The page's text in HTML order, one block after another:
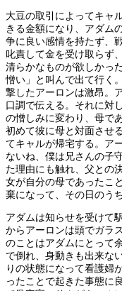
大豆の取引によってキャ
きる金額になり、アダム
争に良い感情を持たず、
叱責して金を受け取らず
清らかなものが欲しかっ
憎い」と叫んで出て行く
撃したアーロンは激昂。
口調で伝える。それに対
の憎しみに変わり、母で
初めて彼に母と対面させ
てキャルが帰宅する。ア
ないね、僕は兄さんの子
た理由にも触れ、父との
女が自分の母であったこ
棄になって、その日のう
アダムは知らせを受けて
からアーロンは頭でガラ
のことはアダムにとって
で倒れ、身動きも出来な
りの状態になって看護婦
ったことで起きた事態に